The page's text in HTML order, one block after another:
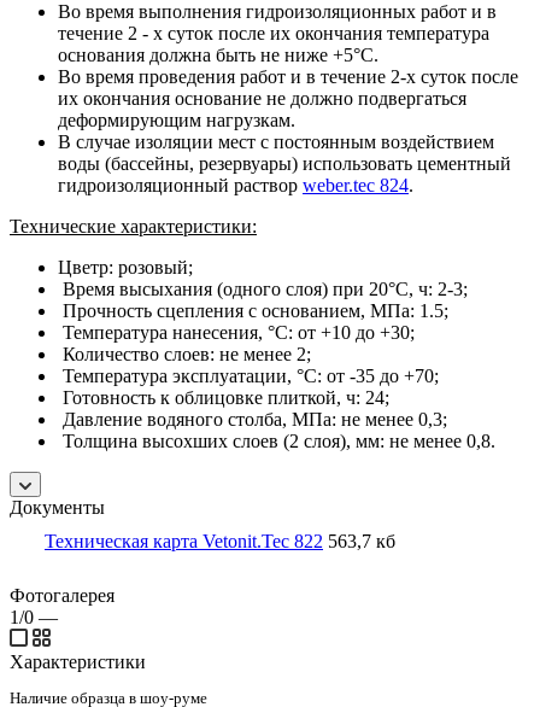
Во время выполнения гидроизоляционных работ и в
течение 2 - х суток после их окончания температура
основания должна быть не ниже +5°С.
Во время проведения работ и в течение 2-х суток после
их окончания основание не должно подвергаться
деформирующим нагрузкам.
В случае изоляции мест с постоянным воздействием
воды (бассейны, резервуары) использовать цементный
гидроизоляционный раствор weber.tec 824.
Технические характеристики:
Цветр: розовый;
Время высыхания (одного слоя) при 20°С, ч: 2-3;
Прочность сцепления с основанием, МПа: 1.5;
Температура нанесения, °С: от +10 до +30;
Количество слоев: не менее 2;
Температура эксплуатации, °С: от -35 до +70;
Готовность к облицовке плиткой, ч: 24;
Давление водяного столба, МПа: не менее 0,3;
Толщина высохших слоев (2 слоя), мм: не менее 0,8.
Документы
Техническая карта Vetonit.Tec 822 563,7 кб
Фотогалерея
1/0 —
Характеристики
Наличие образца в шоу-руме